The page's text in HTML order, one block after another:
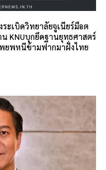
ะเบิดวิทยาลัยจูเนียร์มือต
KNUบุกยึดฐานยุทธศาสตร์
ยพหนีข้ามฟากมาฝั่งไทย